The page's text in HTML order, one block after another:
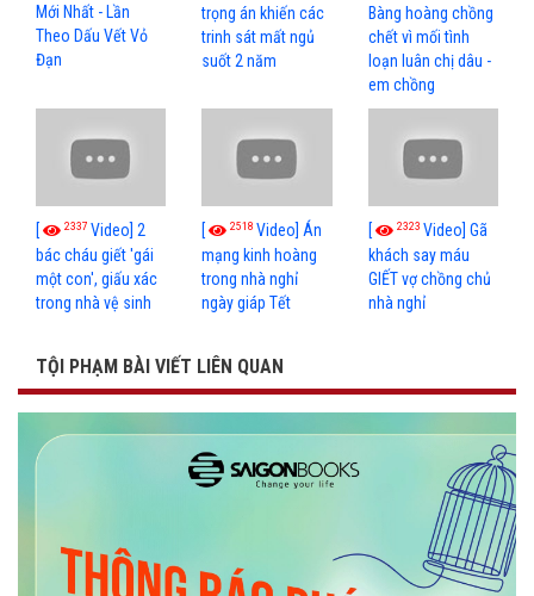
Mới Nhất - Lần
Theo Dấu Vết Vỏ
Đạn
trọng án khiến các
trinh sát mất ngủ
suốt 2 năm
Bàng hoàng chồng
chết vì mối tình
loạn luân chị dâu -
em chồng
[ 2337 Video] 2
bác cháu giết 'gái
một con', giấu xác
trong nhà vệ sinh
[ 2518Video] Án
mạng kinh hoàng
trong nhà nghỉ
ngày giáp Tết
[ 2323 Video] Gã
khách say máu
GIẾT vợ chồng chủ
nhà nghỉ
TỘI PHẠM BÀI VIẾT LIÊN QUAN